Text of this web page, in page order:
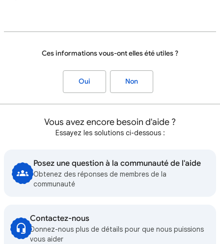
Ces informations vous-ont elles été utiles ?
Oui Non
Vous avez encore besoin d'aide ?
Essayez les solutions ci-dessous :
Posez une question à la communauté de l'aide
Obtenez des réponses de membres de la
communauté
Contactez-nous
Donnez-nous plus de détails pour que nous puissions
vous aider